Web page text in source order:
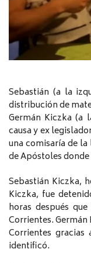
Sebastián (a la
distribución de
Germán Kiczka (a
causa y ex
una comisaría de
de Apóstoles
Sebastián Kiczka,
Kiczka, fue
horas después
Corrientes.
Corrientes
identificó.